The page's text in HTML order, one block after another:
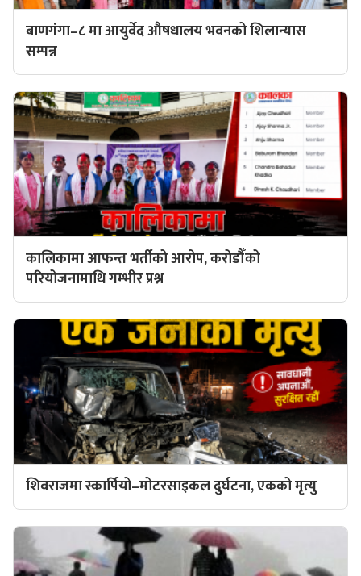
बाणगंगा–८ मा आयुर्वेद औषधालय भवनको शिलान्यास
सम्पन्न
कालिकामा आफन्त भर्तीको आरोप, करोडौँको
परियोजनामाथि गम्भीर प्रश्न
शिवराजमा स्कार्पियो–मोटरसाइकल दुर्घटना, एकको मृत्यु